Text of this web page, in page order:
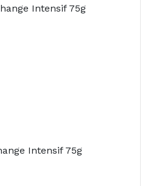
Intensif 75g